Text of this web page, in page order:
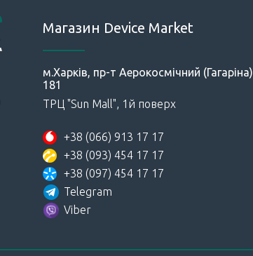
Магазин Device Market
м.Харків, пр-т Аерокосмічний (Гагаріна)
181
ТРЦ "Sun Mall", 1й поверх
+38 (066) 913 17 17
+38 (093) 454 17 17
+38 (097) 454 17 17
Telegram
Viber